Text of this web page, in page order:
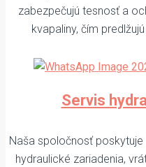
zabezpečujú tesnosť a
kvapaliny, čím
Servis
Naša spoločnosť
hydraulické zariadenia,